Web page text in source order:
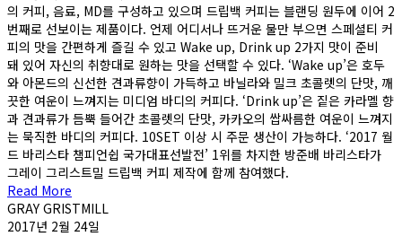
의 커피, 음료, MD를 구성하고 있으며 드립백 커피는 블랜딩 원두에 이어 2
번째로 선보이는 제품이다. 언제 어디서나 뜨거운 물만 부으면 스페셜티 커
피의 맛을 간편하게 즐길 수 있고 Wake up, Drink up 2가지 맛이 준비
돼 있어 자신의 취향대로 원하는 맛을 선택할 수 있다. ‘Wake up’은 호두
와 아몬드의 신선한 견과류향이 가득하고 바닐라와 밀크 초콜렛의 단맛, 깨
끗한 여운이 느껴지는 미디엄 바디의 커피다. ‘Drink up’은 짙은 카라멜 향
과 견과류가 듬뿍 들어간 초콜렛의 단맛, 카카오의 쌉싸름한 여운이 느껴지
는 묵직한 바디의 커피다. 10SET 이상 시 주문 생산이 가능하다. ‘2017 월
드 바리스타 챔피언쉽 국가대표선발전’ 1위를 차지한 방준배 바리스타가
그레이 그리스트밀 드립백 커피 제작에 함께 참여했다.
Read More
GRAY GRISTMILL
2017년 2월 24일